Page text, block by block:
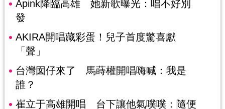
Apink降臨高雄 她新歌曝光：唱不好別
發
AKIRA開唱藏彩蛋！兒子首度驚喜獻
「聲」
台灣囡仔來了 馬蒔權開唱嗨喊：我是
誰？
崔立于高雄開唱 台下讓他氣噗噗：隨便